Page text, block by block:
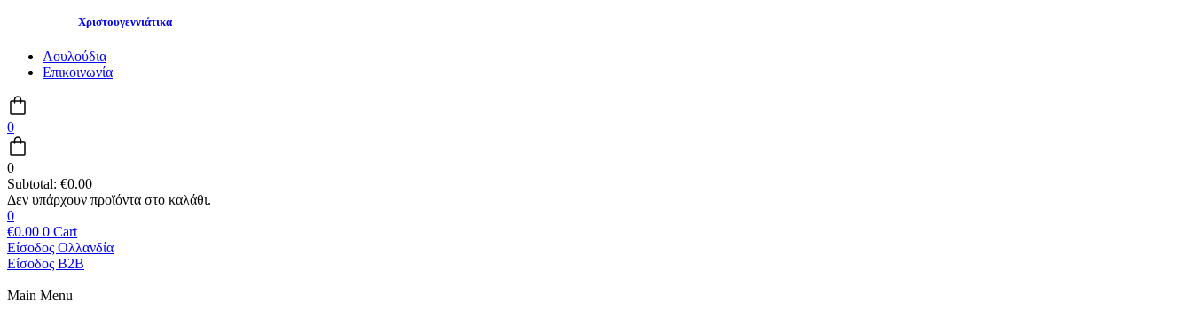
Χριστουγεννιάτικα
Λουλούδια
Επικοινωνία
0
0
Subtotal: €0.00
0
€0.00 0 Cart
Είσοδος Ολλανδία
Είσοδος B2B
Main Menu